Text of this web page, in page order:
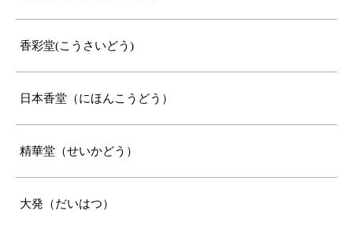
香彩堂(こうさいどう)
日本香堂（にほんこうどう）
精華堂（せいかどう）
大発（だいはつ）